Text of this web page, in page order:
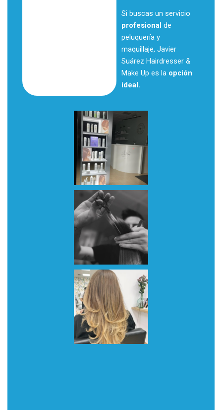
Si buscas un servicio
profesional de
peluquería y
maquillaje, Javier
Suárez Hairdresser &
Make Up es la opción
ideal.